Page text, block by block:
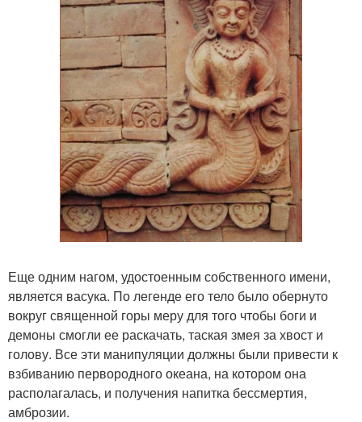
Еще одним нагом, удостоенным собственного имени,
является васука. По легенде его тело было обернуто
вокруг священной горы меру для того чтобы боги и
демоны смогли ее раскачать, таская змея за хвост и
голову. Все эти манипуляции должны были привести к
взбиванию первородного океана, на котором она
располагалась, и получения напитка бессмертия,
амброзии.